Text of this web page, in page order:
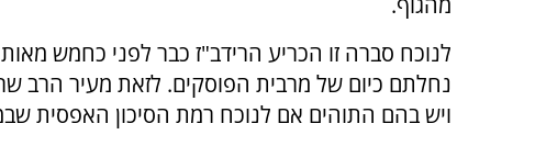
לנוכח סברה זו הכריע הרידב"ז כבר לפני כחמש
נחלתם כיום של מרבית הפוסקים. לזאת מעיר הרב
ויש בהם התוהים אם לנוכח רמת הסיכון האפסית